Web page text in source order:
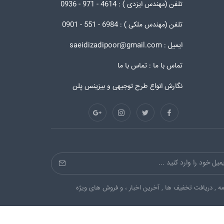
تلفن (مهندس ایزدی ) : 4614 - 971 - 0936
تلفن (مهندس ملکی ) : 6984 - 551 - 0901
ایمیل : saeidizadipoor@gmail.com
تماس با ما :تماس با ما
نگارش انواع طرح توجیهی و بیزینس پلن
, دریافت تخفیف ها , آخرین اخبار ، و فروش های ویژه